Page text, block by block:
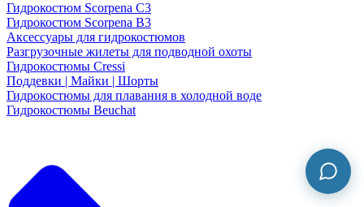
Гидрокостюм Scorpena C3
Гидрокостюм Scorpena B3
Аксессуары для гидрокостюмов
Разгрузочные жилеты для подводной охоты
Гидрокостюмы Cressi
Поддевки | Майки | Шорты
Гидрокостюмы для плавания в холодной воде
Гидрокостюмы Beuchat